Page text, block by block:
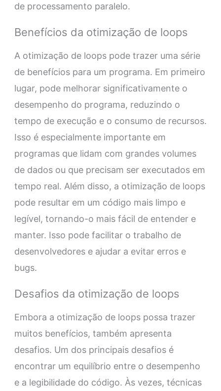
de processamento paralelo.
Benefícios da otimização de loops
A otimização de loops pode trazer uma série
de benefícios para um programa. Em primeiro
lugar, pode melhorar significativamente o
desempenho do programa, reduzindo o
tempo de execução e o consumo de recursos.
Isso é especialmente importante em
programas que lidam com grandes volumes
de dados ou que precisam ser executados em
tempo real. Além disso, a otimização de loops
pode resultar em um código mais limpo e
legível, tornando-o mais fácil de entender e
manter. Isso pode facilitar o trabalho de
desenvolvedores e ajudar a evitar erros e
bugs.
Desafios da otimização de loops
Embora a otimização de loops possa trazer
muitos benefícios, também apresenta
desafios. Um dos principais desafios é
encontrar um equilíbrio entre o desempenho
e a legibilidade do código. Às vezes, técnicas